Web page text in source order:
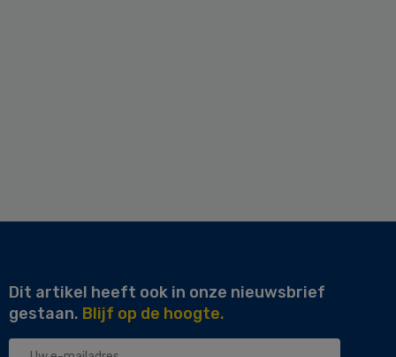
Dit artikel heeft ook in onze nieuwsbrief
gestaan. Blijf op de hoogte.
Uw